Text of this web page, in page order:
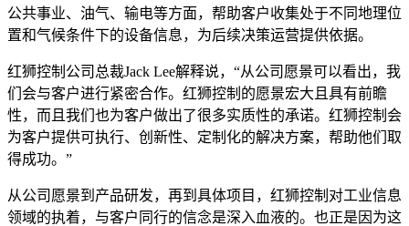
公共事业、油气、输电等方面，帮助客户收集处于不同地理位
置和气候条件下的设备信息，为后续决策运营提供依据。
红狮控制公司总裁Jack Lee解释说，“从公司愿景可以看出，我
们会与客户进行紧密合作。红狮控制的愿景宏大且具有前瞻
性，而且我们也为客户做出了很多实质性的承诺。红狮控制会
为客户提供可执行、创新性、定制化的解决方案，帮助他们取
得成功。”
从公司愿景到产品研发，再到具体项目，红狮控制对工业信息
领域的执着，与客户同行的信念是深入血液的。也正是因为这